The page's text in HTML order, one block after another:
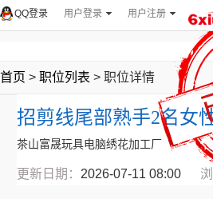
用户登录 用户注册
QQ登录
首页 > 职位列表 > 职位详情
招剪线尾部熟手2名女
茶山富晟玩具电脑绣花加工厂
更新日期： 2026-07-11 08:00